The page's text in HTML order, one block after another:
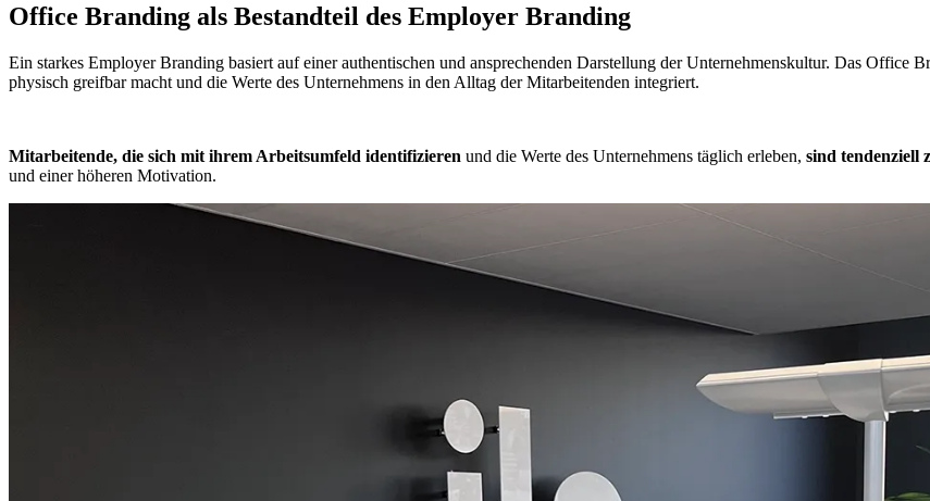
Office Branding als Bestandteil des Employer Branding
Ein starkes Employer Branding basiert auf einer authentischen und ansprechenden Darstellung der Unternehmenskultur. Das Office
physisch greifbar macht und die Werte des Unternehmens in den Alltag der Mitarbeitenden integriert.
Mitarbeitende, die sich mit ihrem Arbeitsumfeld identifizieren und die Werte des Unternehmens täglich erleben, sind tendenziell
und einer höheren Motivation.